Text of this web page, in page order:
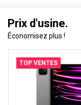
Prix d'usine.
Économisez plus !
TOP VENTES